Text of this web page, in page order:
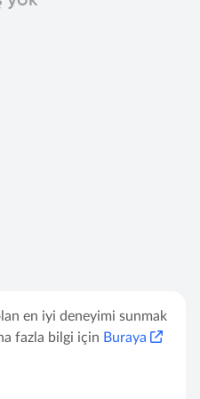
en iyi deneyimi sunmak
fazla bilgi için Buraya